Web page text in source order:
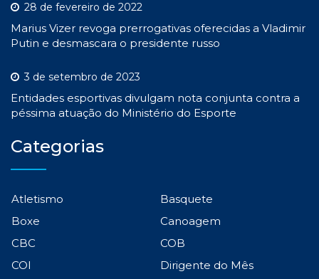
28 de fevereiro de 2022
Marius Vizer revoga prerrogativas oferecidas a Vladimir
Putin e desmascara o presidente russo
3 de setembro de 2023
Entidades esportivas divulgam nota conjunta contra a
péssima atuação do Ministério do Esporte
Categorias
Atletismo
Basquete
Boxe
Canoagem
CBC
COB
COI
Dirigente do Mês